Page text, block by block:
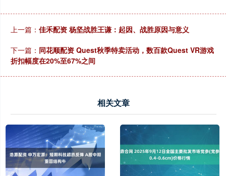
上一篇： 佳禾配资 杨坚战胜王谦：起因、战胜原因与意义
下一篇： 同花顺配资 Quest秋季特卖活动，数百款Quest VR游戏
折扣幅度在20%至67%之间
相关文章